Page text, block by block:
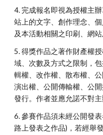
4. 完成報名即視為授權主
站上的文字、創作理念、
及本活動相關之印刷、網站
5. 得獎作品之著作財產權
域、次數及方式之限制，
輯權、改作權、散布權、
演出權、公開傳輸權、公
發行。作者並應允諾不對
6. 參賽作品須未經公開發
路上發表之作品)，若經舉